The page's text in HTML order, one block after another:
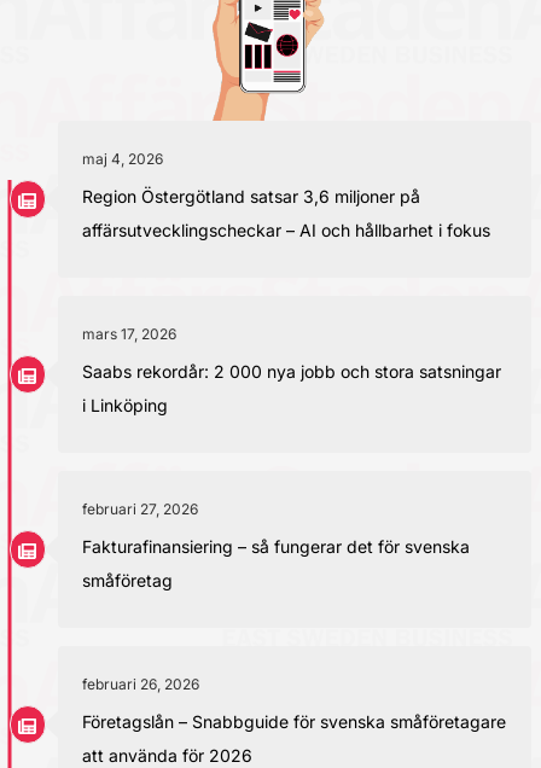
maj 4, 2026
Region Östergötland satsar 3,6 miljoner på
affärsutvecklingscheckar – AI och hållbarhet i fokus
mars 17, 2026
Saabs rekordår: 2 000 nya jobb och stora satsningar
i Linköping
februari 27, 2026
Fakturafinansiering – så fungerar det för svenska
småföretag
februari 26, 2026
Företagslån – Snabbguide för svenska småföretagare
att använda för 2026